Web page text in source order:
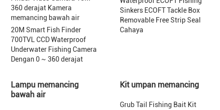
360 derajat Kamera
memancing bawah air
20M Smart Fish Finder
700TVL CCD Waterproof
Underwater Fishing Camera
Dengan 0 ~ 360 derajat
Sinkers ECOFT Tackle Box
Removable Free Strip Seal
Cahaya
Lampu memancing
bawah air
Kit umpan memancing
Grub Tail Fishing Bait Kit